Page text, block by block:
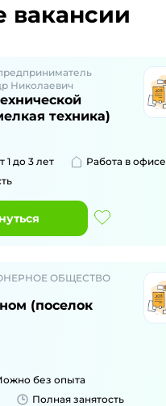
вакансии
Николаевич
техника)
1 до 3 лет
Работа в офисе
ОБЩЕСТВО
(поселок
без опыта
Полная занятость